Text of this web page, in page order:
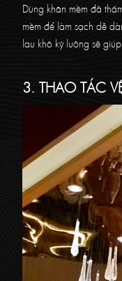
Dùng khăn mềm đã
mềm để làm sạch dễ
lau khô kỹ lưỡng sẽ
3. THAO TÁC